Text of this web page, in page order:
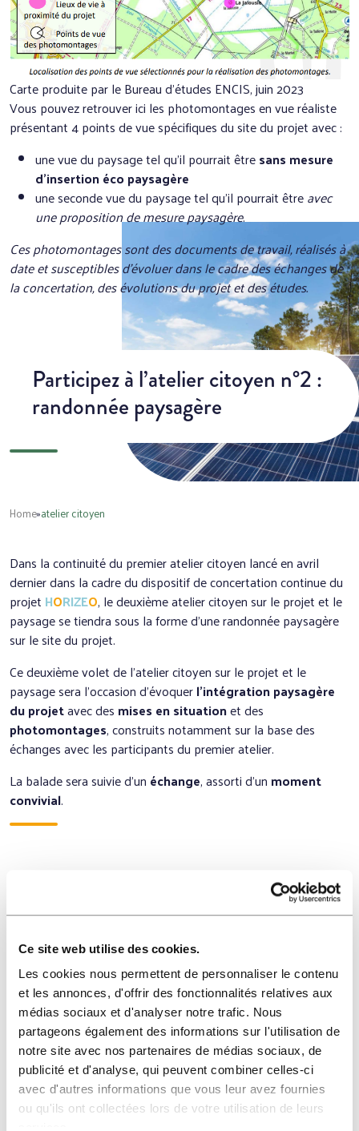
Ce site web utilise des cookies.
Les cookies nous permettent de personnaliser le contenu
et les annonces, d'offrir des fonctionnalités relatives aux
médias sociaux et d'analyser notre trafic. Nous
partageons également des informations sur l'utilisation de
notre site avec nos partenaires de médias sociaux, de
publicité et d'analyse, qui peuvent combiner celles-ci
avec d'autres informations que vous leur avez fournies
ou qu'ils ont collectées lors de votre utilisation de leurs
Carte produite par le Bureau d’études ENCIS, juin 2023
Vous pouvez retrouver ici les photomontages en vue réaliste
présentant 4 points de vue spécifiques du site du projet avec :
une vue du paysage tel qu’il pourrait êtresans mesure
d’insertion éco paysagère
une seconde vue du paysage tel qu’il pourrait êtreavec
une proposition de mesure paysagère.
Ces photomontages sont des documents de travail, réalisés à
date et susceptibles d’évoluer dans le cadre des échanges de
la concertation, des évolutions du projet et des études.
Participez à l’atelier citoyen n°2 :
randonnée paysagère
Home»atelier citoyen
Dans la continuité du premier atelier citoyen lancé en avril
dernier dans la cadre du dispositif de concertation continue du
projet HORIZEO, le deuxième atelier citoyen sur le projet et le
paysage se tiendra sous la forme d’une randonnée paysagère
sur le site du projet.
Ce deuxième volet de l’atelier citoyen sur le projet et le
paysage sera l’occasion d’évoquerl’intégration paysagère
du projetavec des mises en situationet des
photomontages, construits notamment sur la base des
échanges avec les participants du premier atelier.
La balade sera suivie d’un échange, assorti d’un moment
convivial.
le09 juin 2023
De 17h30 à 19h30
* sur inscription